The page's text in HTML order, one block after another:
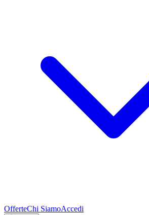
OfferteChi SiamoAccedi